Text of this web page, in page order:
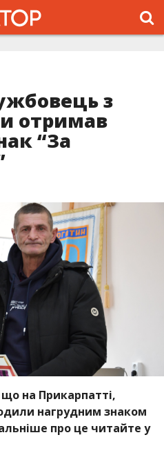
з
отримав
“За
що на Прикарпатті,
нагрудним знаком
про це читайте у